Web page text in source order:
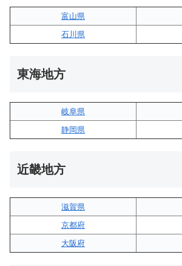
富山県
石川県
東海地方
岐阜県
静岡県
近畿地方
滋賀県
京都府
大阪府